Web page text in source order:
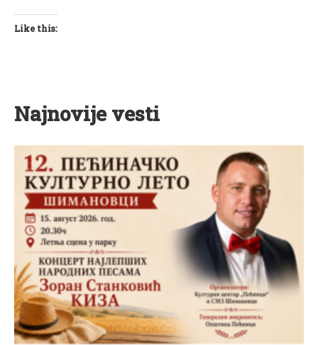
Like this:
Najnovije vesti